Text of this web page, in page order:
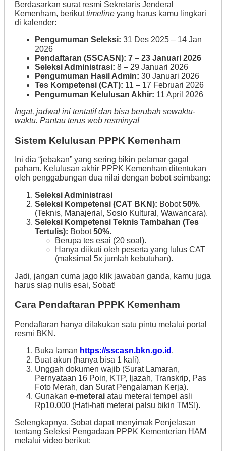
Berdasarkan surat resmi Sekretaris Jenderal
Kemenham, berikuttimeline yang harus kamu lingkari
di kalender:
Pengumuman Seleksi: 31 Des 2025 – 14 Jan
2026
Pendaftaran (SSCASN): 7 – 23 Januari 2026
Seleksi Administrasi: 8 – 29 Januari 2026
Pengumuman Hasil Admin: 30 Januari 2026
Tes Kompetensi (CAT): 11 – 17 Februari 2026
Pengumuman Kelulusan Akhir: 11 April 2026
Ingat, jadwal ini tentatif dan bisa berubah sewaktu-
waktu. Pantau terus web resminya!
Sistem Kelulusan PPPK Kemenham
Ini dia “jebakan” yang sering bikin pelamar gagal
paham. Kelulusan akhir PPPK Kemenham ditentukan
oleh penggabungan dua nilai dengan bobot seimbang:
Seleksi Administrasi
Seleksi Kompetensi (CAT BKN): Bobot50%.
(Teknis, Manajerial, Sosio Kultural, Wawancara).
Seleksi Kompetensi Teknis Tambahan (Tes
Tertulis): Bobot50%.
Berupa tes esai (20 soal).
Hanya diikuti oleh peserta yang lulus CAT
(maksimal 5x jumlah kebutuhan).
Jadi, jangan cuma jago klik jawaban ganda, kamu juga
harus siap nulis esai, Sobat!
Cara Pendaftaran PPPK Kemenham
Pendaftaran hanya dilakukan satu pintu melalui portal
resmi BKN.
Buka laman https://sscasn.bkn.go.id .
Buat akun (hanya bisa 1 kali).
Unggah dokumen wajib (Surat Lamaran,
Pernyataan 16 Poin, KTP, Ijazah, Transkrip, Pas
Foto Merah, dan Surat Pengalaman Kerja).
Gunakan e-meterai atau meterai tempel asli
Rp10.000 (Hati-hati meterai palsu bikin TMS!).
Selengkapnya, Sobat dapat menyimak Penjelasan
tentang Seleksi Pengadaan PPPK Kementerian HAM
melalui video berikut: